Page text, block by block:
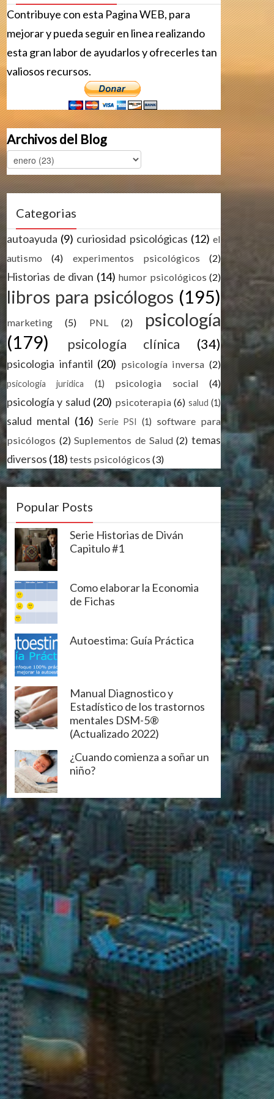
Contribuye con esta Pagina WEB, para
mejorar y pueda seguir en linea realizando
esta gran labor de ayudarlos y ofrecerles tan
valiosos recursos.
Archivos del Blog
Categorias
autoayuda (9) curiosidad psicológicas (12) el
autismo
(4) experimentos psicológicos (2)
Historias de divan (14) humor psicológicos (2)
libros para psicólogos (195)
marketing (5) PNL (2)
psicología
(179)
psicología clínica (34)
psicologia infantil (20) psicología inversa (2)
psicología juridica (1) psicologia social (4)
psicología y salud (20) psicoterapia (6) salud (1)
salud mental (16) Serie PSI (1) software para
psicólogos (2) Suplementos de Salud (2) temas
diversos (18) tests psicológicos (3)
Popular Posts
Serie Historias de Diván
Capitulo #1
Como elaborar la Economia
de Fichas
Autoestima: Guía Práctica
Manual Diagnostico y
Estadístico de los trastornos
mentales DSM-5®
(Actualizado 2022)
¿Cuando comienza a soñar un
niño?